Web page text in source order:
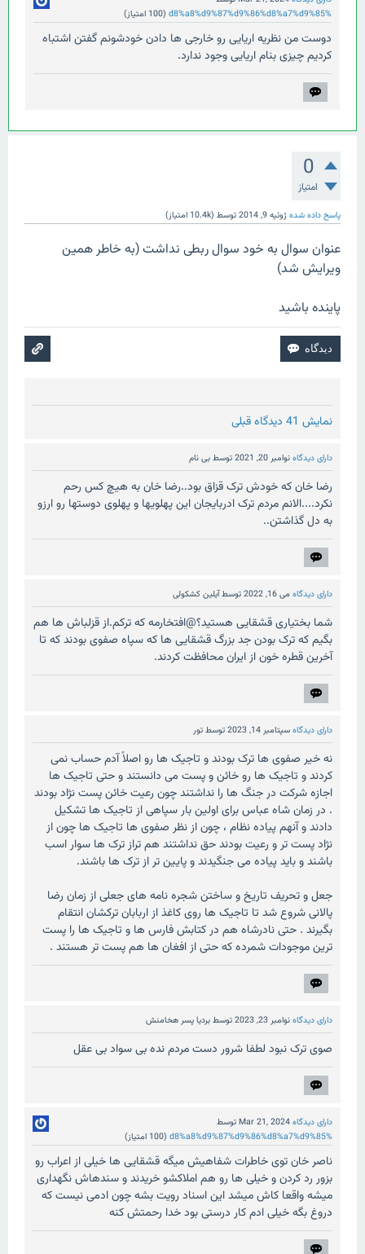
%d8%a8%d9%87%d9%86%d8%a7%d9%85
(
100 امتیاز)
دوست من نظریه اریایی رو خارجی ها دادن خودشونم گفتن اشتباه
کردیم چیزی بنام اریایی وجود ندارد.
0
امتیاز
پاسخ داده شدهژوئیه 9, 2014 توسط (
10.4k امتیاز)
عنوان سوال به خود سوال ربطی نداشت (به خاطر همین
ویرایش شد)
پاینده باشید
نمایش 41 دیدگاه قبلی
دارای دیدگاهنوامبر 20, 2021 توسطبی نام
رضا خان که خودش ترک قزاق بود..رضا خان به هیچ کس رحم
نکرد....الانم مردم ترک ادربایجان این پهلویها و پهلوی دوستها رو ارزو
به دل گذاشتن..
دارای دیدگاهمی 16, 2022 توسطآیلین کشکولی
شما بختیاری قشقایی هستید؟@افتخارمه که ترکم.از قزلباش ها هم
بگیم که ترک بودن جد بزرگ قشقایی ها که سپاه صفوی بودند که تا
آخرین قطره خون از ایران محافظت کردند.
دارای دیدگاهسپتامبر 14, 2023 توسطتور
نه خیر صفوی ها ترک بودند و تاجیک ها رو اصلاً آدم حساب نمی
کردند و تاجیک ها رو خائن و پست می دانستند و حتی تاجیک ها
اجازه شرکت در جنگ ها را نداشتند چون رعیت خائن پست نژاد بودند
. در زمان شاه عباس برای اولین بار سپاهی از تاجیک ها تشکیل
دادند و آنهم پیاده نظام ، چون از نظر صفوی ها تاجیک ها چون از
نژاد پست تر و رعیت بودند حق نداشتند هم تراز ترک ها سوار اسب
باشند و باید پیاده می جنگیدند و پایین تر از ترک ها باشند.
جعل و تحریف تاریخ و ساختن شجره نامه های جعلی از زمان رضا
پالانی شروع شد تا تاجیک ها روی کاغذ از اربابان ترکشان انتقام
بگیرند . حتی نادرشاه هم در کتابش فارس ها و تاجیک ها را پست
ترین موجودات شمرده که حتی از افغان ها هم پست تر هستند .
دارای دیدگاهنوامبر 23, 2023 توسطبردیا پسر هخامنش
صوی ترک نبود لطفا شرور دست مردم نده بی سواد بی عقل
دارای دیدگاهMar 21, 2024توسط
%d8%a8%d9%87%d9%86%d8%a7%d9%85
(
100 امتیاز)
ناصر خان توی خاطرات شفاهیش میگه قشقایی ها خیلی از اعراب رو
بزور رد کردن و خیلی ها رو هم املاکشو خریدند و سندهاش نگهداری
میشه واقعا کاش میشد این اسناد رویت بشه چون ادمی نیست که
دروغ بگه خیلی ادم کار درستی بود خدا رحمتش کنه